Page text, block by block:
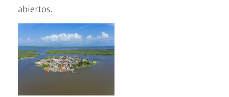
abiertos.